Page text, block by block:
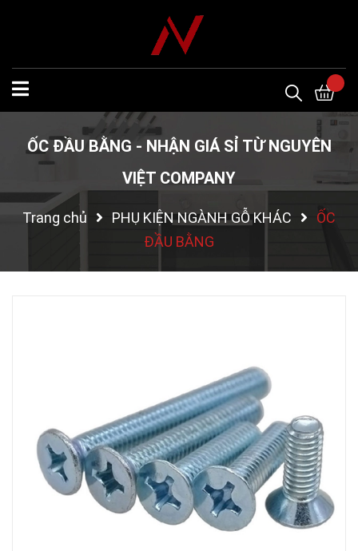
ỐC ĐẦU BẰNG - NHẬN GIÁ SỈ TỪ NGUYÊN
VIỆT COMPANY
Trang chủ PHỤ KIỆN NGÀNH GỖ KHÁC
ỐC
ĐẦU BẰNG